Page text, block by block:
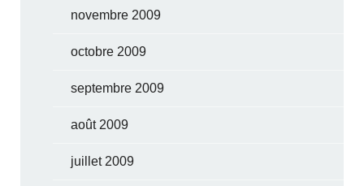
novembre 2009
octobre 2009
septembre 2009
août 2009
juillet 2009